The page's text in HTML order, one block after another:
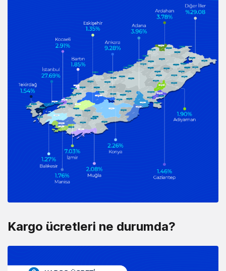
Kargo ücretleri ne durumda?